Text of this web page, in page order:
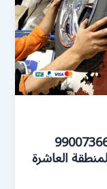
السيارات المنطقة العاشرة 99007366
العاشرة